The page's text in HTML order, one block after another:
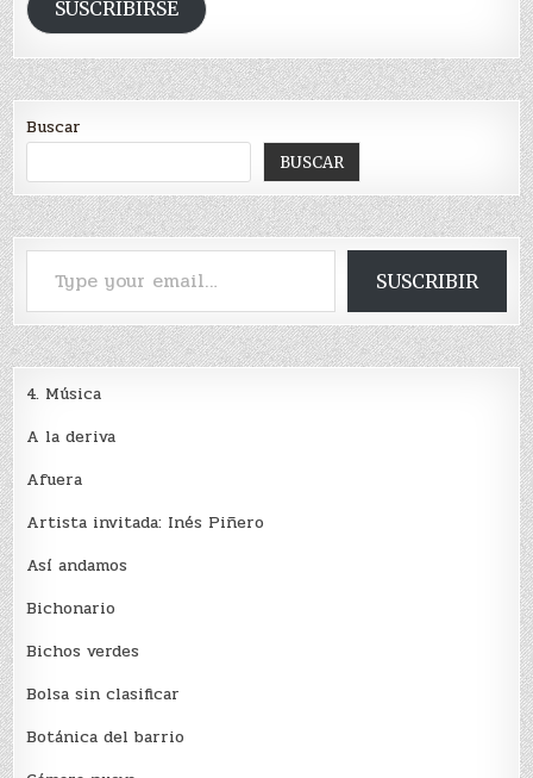
SUSCRIBIRSE
Buscar
BUSCAR
Type your email…
SUSCRIBIR
4. Música
A la deriva
Afuera
Artista invitada: Inés Piñero
Así andamos
Bichonario
Bichos verdes
Bolsa sin clasificar
Botánica del barrio